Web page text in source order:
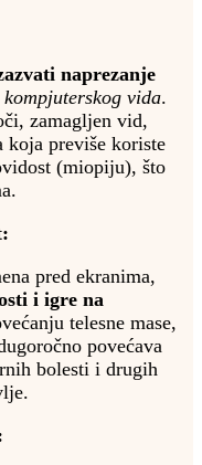
naprezanje
vida.
zamagljen vid,
koja previše koriste
(miopiju), što
pred ekranima,
i igre na
telesne mase,
povećava
bolesti i drugih